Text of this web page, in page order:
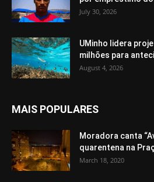
July 30, 2026
UMinho lidera
milhões para
August 4, 2026
MAIS POPULARES
Moradora canta
quarentena na
March 18, 2020